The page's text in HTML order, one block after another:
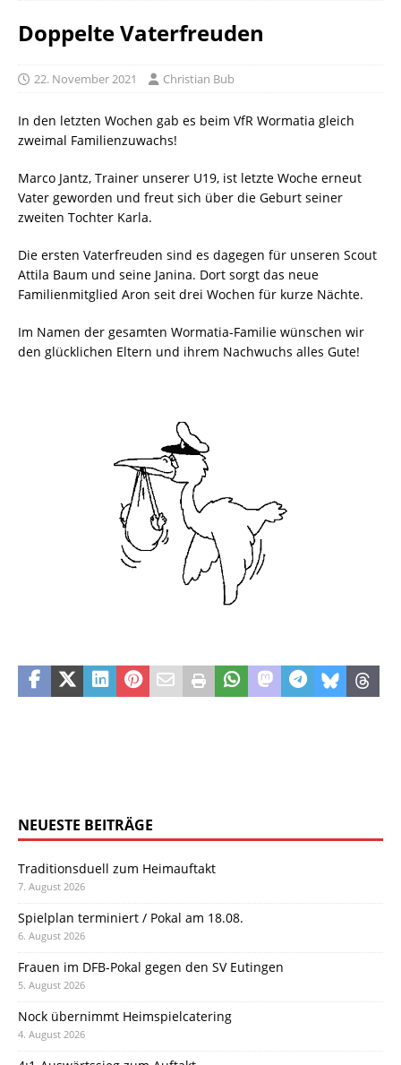
Doppelte Vaterfreuden
22. November 2021 Christian Bub
In den letzten Wochen gab es beim VfR Wormatia gleich
zweimal Familienzuwachs!
Marco Jantz, Trainer unserer U19, ist letzte Woche erneut
Vater geworden und freut sich über die Geburt seiner
zweiten Tochter Karla.
Die ersten Vaterfreuden sind es dagegen für unseren Scout
Attila Baum und seine Janina. Dort sorgt das neue
Familienmitglied Aron seit drei Wochen für kurze Nächte.
Im Namen der gesamten Wormatia-Familie wünschen wir
den glücklichen Eltern und ihrem Nachwuchs alles Gute!
NEUESTE BEITRÄGE
Traditionsduell zum Heimauftakt
7. August 2026
Spielplan terminiert / Pokal am 18.08.
6. August 2026
Frauen im DFB-Pokal gegen den SV Eutingen
5. August 2026
Nock übernimmt Heimspielcatering
4. August 2026